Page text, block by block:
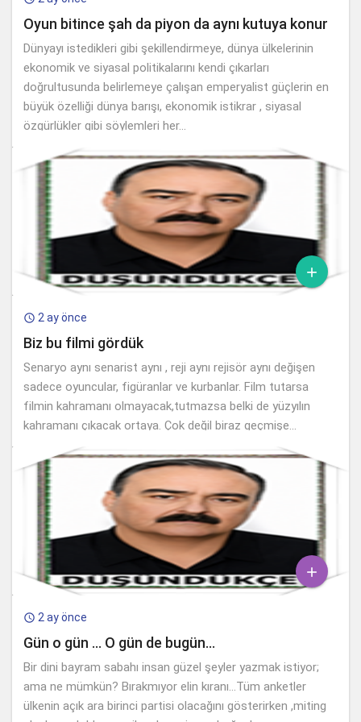
Oyun bitince şah da piyon da aynı kutuya konur
Dünyayı istedikleri gibi şekillendirmeye, dünya ülkelerinin
ekonomik ve siyasal politikalarını kendi çıkarları
doğrultusunda belirlemeye çalışan emperyalist güçlerin en
büyük özelliği dünya barışı, ekonomik istikrar , siyasal
özgürlükler gibi söylemleri her...

 2 ay önce
Biz bu filmi gördük
Senaryo aynı senarist aynı , reji aynı rejisör aynı değişen
sadece oyuncular, figüranlar ve kurbanlar. Film tutarsa
filmin kahramanı olmayacak,tutmazsa belki de yüzyılın
kahramanı çıkacak ortaya. Çok değil biraz geçmişe...

 2 ay önce
Gün o gün … O gün de bugün…
Bir dini bayram sabahı insan güzel şeyler yazmak istiyor;
ama ne mümkün? Bırakmıyor elin kıranı…Tüm anketler
ülkenin açık ara birinci partisi olacağını gösterirken ,miting